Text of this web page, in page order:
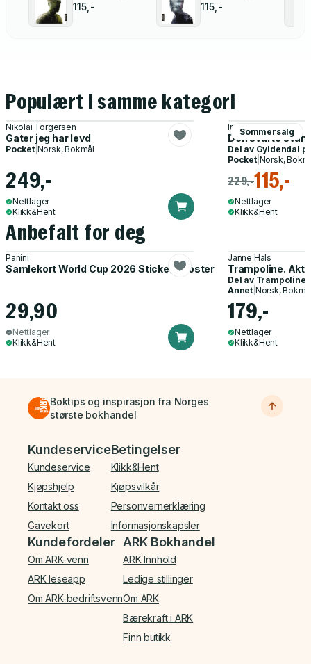
115,- 115,-
Populært i samme kategori
Nikolai Torgersen
Gater jeg har levd
Pocket| Norsk, Bokmål
249,-
Nettlager
Klikk&Hent
Sommersalg
Ingrid Berglund
Den svarte
Del av Gyldendal
Pocket| Norsk,
229,-115,-
Nettlager
Klikk&Hent
Anbefalt for deg
Panini
Samlekort World Cup 2026 Sticker Booster
29,90
Nettlager
Klikk&Hent
Janne Hals
Trampoline.
Del av Trampoline
Annet| Norsk,
179,-
Nettlager
Klikk&Hent
Boktips og inspirasjon fra Norges
største bokhandel
Bunnmeny
Kundeservice
Kundeservice
Kjøpshjelp
Kontakt oss
Gavekort
Betingelser
Klikk&Hent
Kjøpsvilkår
Personvernerklæring
Informasjonskapsler
Kundefordeler
Om ARK-venn
ARK leseapp
Om ARK-bedriftsvenn
ARK Bokhandel
ARK Innhold
Ledige stillinger
Om ARK
Bærekraft i ARK
Finn butikk